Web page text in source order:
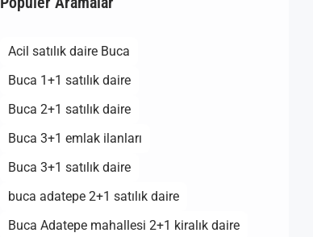
Acil satılık daire Buca
Buca 1+1 satılık daire
Buca 2+1 satılık daire
Buca 3+1 emlak ilanları
Buca 3+1 satılık daire
buca adatepe 2+1 satılık daire
Buca Adatepe mahallesi 2+1 kiralık daire